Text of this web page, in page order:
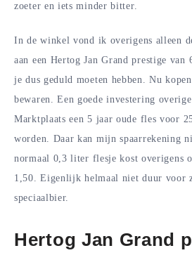
zoeter en iets minder bitter.
In de winkel vond ik overigens alleen
aan een Hertog Jan Grand prestige van
je dus geduld moeten hebben. Nu
bewaren. Een goede investering
Marktplaats een 5 jaar oude fles voor
worden. Daar kan mijn spaarrekening
normaal 0,3 liter flesje kost overigens
1,50. Eigenlijk helmaal niet duur voor
speciaalbier.
Hertog Jan Grand